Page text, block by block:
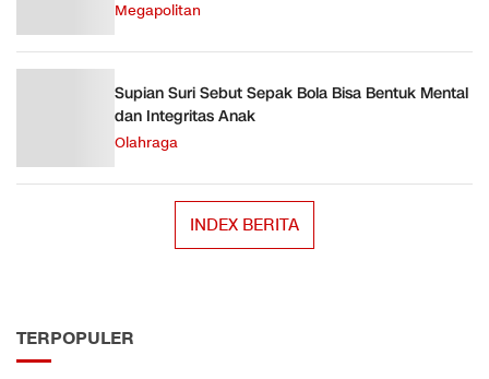
Megapolitan
Supian Suri Sebut Sepak Bola Bisa Bentuk Mental
dan Integritas Anak
Olahraga
INDEX BERITA
TERPOPULER